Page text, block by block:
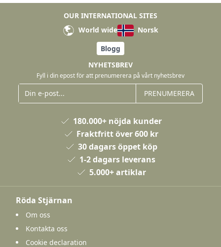
OUR INTERNATIONAL SITES
World wide
Norsk
Blogg
NYHETSBREV
Fyll i din epost för att prenumerera på vårt nyhetsbrev
PRENUMERERA
180.000+ nöjda kunder
Fraktfritt över 600 kr
30 dagars öppet köp
1-2 dagars leverans
5.000+ artiklar
Röda Stjärnan
Om oss
Kontakta oss
Cookie declaration